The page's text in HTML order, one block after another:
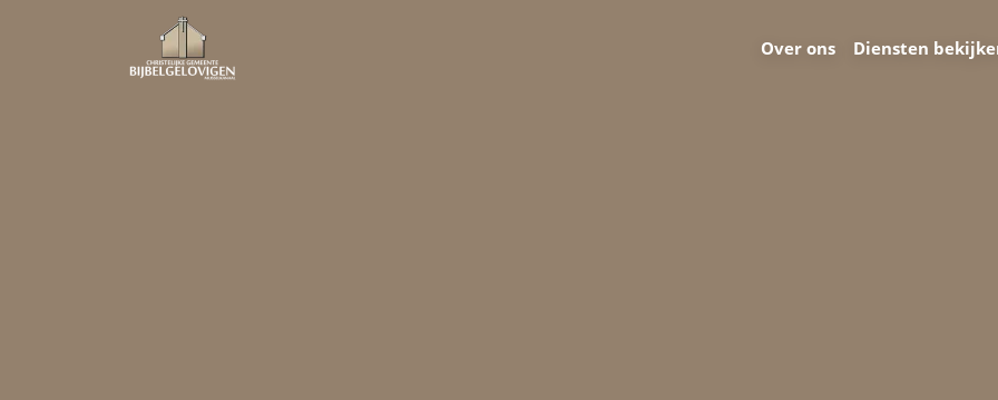
Over ons Diensten